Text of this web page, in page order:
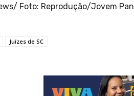
Foto: Reprodução/Jovem Pan
Juízes de SC